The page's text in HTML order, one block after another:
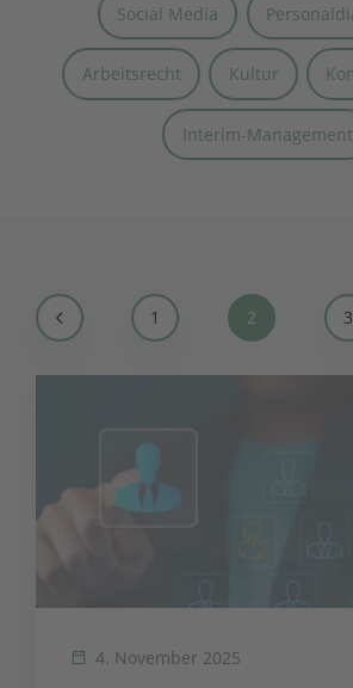
Social Media
Arbeitsrecht Kultur
Interim-Management
1 2 3
4. November 2025